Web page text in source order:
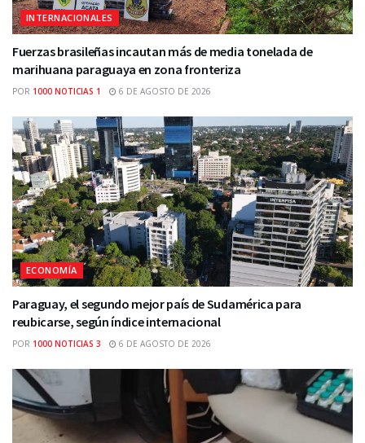
INTERNACIONALES
Fuerzas brasileñas incautan más de media tonelada de
marihuana paraguaya en zona fronteriza
POR 1000 NOTICIAS 1 6 DE AGOSTO DE 2026
ECONOMÍA
Paraguay, el segundo mejor país de Sudamérica para
reubicarse, según índice internacional
POR 1000 NOTICIAS 3 6 DE AGOSTO DE 2026